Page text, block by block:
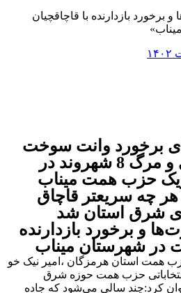
برخورد بازدارنده با قاچاقچیان
برخورد وانت سوخت
بر با خودرو سواری و مرگ 8 شهروند در
حزب همت میناب
چه سریعتر قاچاق
شرق استان شد
و برخورد بازدارنده
در شهرستان میناب
همت استان هرمزگان ،امیر نیک خو
حزب همت حوزه شرق
کرد:چند سالی می‌شود که جاده